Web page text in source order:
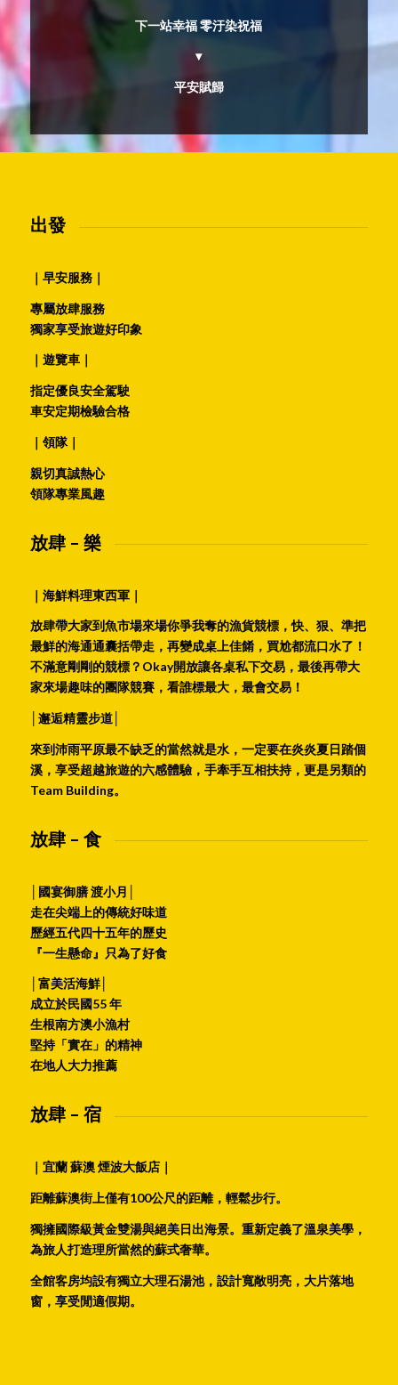
下一站幸福 零汙染祝福
▾
平安賦歸
出發
｜早安服務｜
專屬放肆服務
獨家享受旅遊好印象
｜遊覽車｜
指定優良安全駕駛
車安定期檢驗合格
｜領隊｜
親切真誠熱心
領隊專業風趣
放肆 – 樂
｜海鮮料理東西軍｜
放肆帶大家到魚市場來場你爭我奪的漁貨競標，快、狠、準把
最鮮的海通通囊括帶走，再變成桌上佳餚，買尬都流口水了！
不滿意剛剛的競標？Okay開放讓各桌私下交易，最後再帶大
家來場趣味的團隊競賽，看誰標最大，最會交易！
│邂逅精靈步道│
來到沛雨平原最不缺乏的當然就是水，一定要在炎炎夏日踏個
溪，享受超越旅遊的六感體驗，手牽手互相扶持，更是另類的
Team Building。
放肆 – 食
│國宴御膳 渡小月│
走在尖端上的傳統好味道
歷經五代四十五年的歷史
『一生懸命』只為了好食
│富美活海鮮│
成立於民國55 年
生根南方澳小漁村
堅持「實在」的精神
在地人大力推薦
放肆 – 宿
｜宜蘭 蘇澳 煙波大飯店｜
距離蘇澳街上僅有100公尺的距離，輕鬆步行。
獨擁國際級黃金雙湯與絕美日出海景。重新定義了溫泉美學，
為旅人打造理所當然的蘇式奢華。
全館客房均設有獨立大理石湯池，設計寬敞明亮，大片落地
窗，享受閒適假期。